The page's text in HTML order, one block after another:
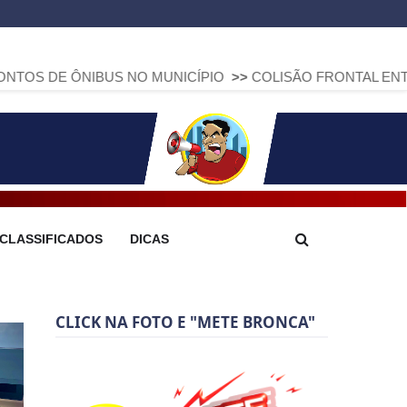
NO MUNICÍPIO >> COLISÃO FRONTAL ENTRE DUAS
CLASSIFICADOS DICAS
CLICK NA FOTO E "METE BRONCA"